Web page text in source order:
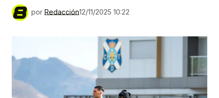
por Redacción12/11/2025 10:22